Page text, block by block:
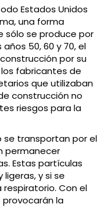
Estados Unidos
una forma
sólo se produce por
50, 60 y 70, el
por su
fabricantes de
que utilizaban
construcción no
riesgos para la
se transportan por el
permanecer
Estas partículas
y si se
respiratorio. Con el
la